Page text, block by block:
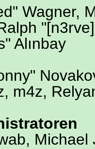
Wagner,
Alınbay
m4z,